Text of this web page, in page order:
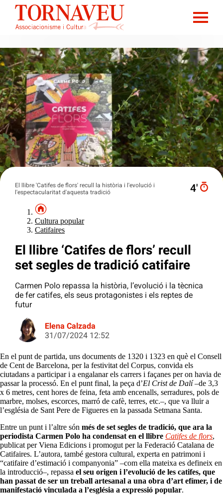
El llibre 'Catifes de flors' recull la història i l'evolució i
l'espectacularitat d'aquesta tradició
4′
Cultura popular
Catifaires
El llibre ‘Catifes de flors’ recull
set segles de tradició catifaire
Carmen Polo repassa la història, l’evolució i la tècnica
de fer catifes, els seus protagonistes i els reptes de
futur
Elena Calzada
31/07/2024 12:52
En el punt de partida, uns documents de 1320 i 1323 en què el Consell
de Cent de Barcelona, per la festivitat del Corpus, convida els
ciutadans a participar i a engalanar els carrers i façanes per on havia de
passar la processó. En el punt final, la peça d’El Crist de Dalí–de 3,3
x 6 metres, cent hores de feina, feta amb encenalls, serradures, pols de
marbre, molses, escorces, marró de cafè, terres, etc.–, que va lluir a
l’església de Sant Pere de Figueres en la passada Setmana Santa.
Entre un punt i l’altre són més de set segles de tradició, que ara la
periodista Carmen Polo ha condensat en el llibre Catifes de flors,
publicat per Viena Edicions i promogut per la Federació Catalana de
Catifaires. L’autora, també gestora cultural, experta en patrimoni i
“catifaire d’estimació i companyonia” –com ella mateixa es defineix en
la introducció–, repassa el seu origen i l’evolució de les catifes, que
han passat de ser un treball artesanal a una obra d’art efímer, i de
manifestació vinculada a l’església a expressió popular.